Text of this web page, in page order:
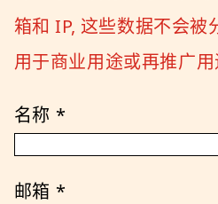
箱和 IP, 这些数据不会被
用于商业用途或再推广用
名称 *
邮箱 *